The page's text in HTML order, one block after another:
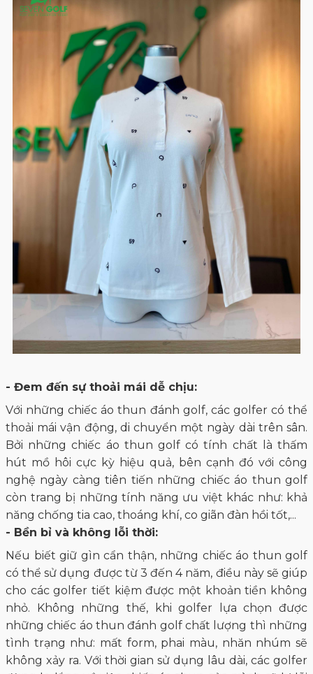
- Đem đến sự thoải mái dễ chịu:
Với những chiếc áo thun đánh golf, các golfer có thể
thoải mái vận động, di chuyển một ngày dài trên sân.
Bởi những chiếc áo thun golf có tính chất là thấm
hút mồ hôi cực kỳ hiệu quả, bên cạnh đó với công
nghệ ngày càng tiên tiến những chiếc áo thun golf
còn trang bị những tính năng ưu việt khác như: khả
năng chống tia cao, thoáng khí, co giãn đàn hồi tốt,...
- Bền bỉ và không lỗi thời:
Nếu biết giữ gìn cẩn thận, những chiếc áo thun golf
có thể sử dụng được từ 3 đến 4 năm, điều này sẽ giúp
cho các golfer tiết kiệm được một khoản tiền không
nhỏ. Không những thế, khi golfer lựa chọn được
những chiếc áo thun đánh golf chất lượng thì những
tình trạng như: mất form, phai màu, nhăn nhúm sẽ
không xảy ra. Với thời gian sử dụng lâu dài, các golfer